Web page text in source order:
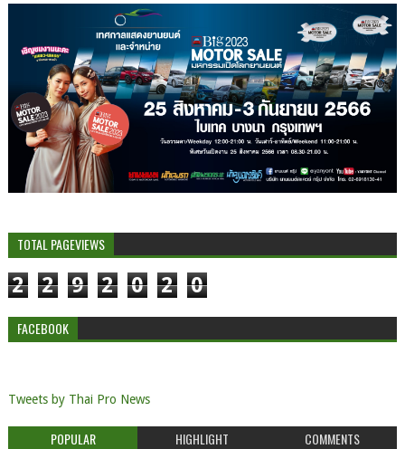
TOTAL PAGEVIEWS
2 2 9 2 0 2 0
FACEBOOK
Tweets by Thai Pro News
POPULAR HIGHLIGHT COMMENTS